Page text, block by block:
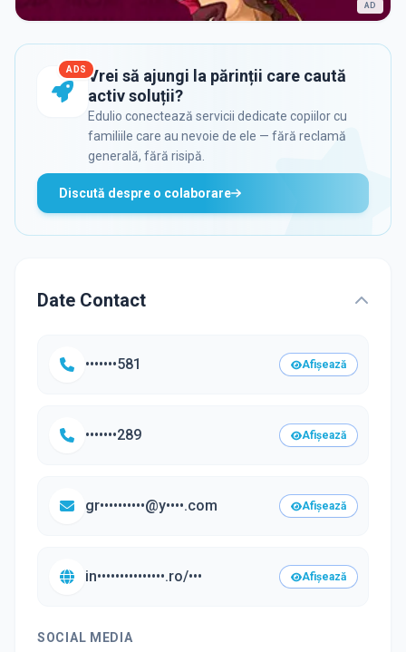
AD
ADS Vrei să ajungi la părinții care caută
activ soluții?
Edulio conectează servicii dedicate copiilor cu
familiile care au nevoie de ele — fără reclamă
generală, fără risipă.
Discută despre o colaborare
Date Contact
•••••••581 Afișează
•••••••289 Afișează
gr••••••••••@y••••.com Afișează
in•••••••••••••••.ro/••• Afișează
SOCIAL MEDIA